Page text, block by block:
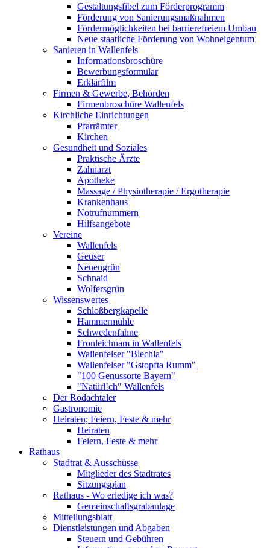
Gestaltungsfibel zum Förderprogramm
Förderung von Sanierungsmaßnahmen
Fördermöglichkeiten bei barrierefreiem Umbau
Neue staatliche Förderung von Wohneigentum
Sanieren in Wallenfels
Informationsbroschüre
Bewerbungsformular
Erklärfilm
Firmen & Gewerbe, Behörden
Firmenbroschüre Wallenfels
Kirchliche Einrichtungen
Pfarrämter
Kirchen
Gesundheit und Soziales
Praktische Ärzte
Zahnarzt
Apotheke
Massage / Physiotherapie / Ergotherapie
Krankenhaus
Notrufnummern
Hilfsangebote
Vereine
Wallenfels
Geuser
Neuengrün
Schnaid
Wolfersgrün
Wissenswertes
Schloßbergkapelle
Hammermühle
Schwedenfahne
Fronleichnam in Wallenfels
Wallenfelser "Blechla"
Wallenfelser "Gstopfta Rumm"
"100 Genussorte Bayern"
"Natürl!ch" Wallenfels
Der Rodachtaler
Gastronomie
Heiraten; Feiern, Feste & mehr
Heiraten
Feiern, Feste & mehr
Rathaus
Stadtrat & Ausschüsse
Mitglieder des Stadtrates
Sitzungsplan
Rathaus - Wo erledige ich was?
Gemeinschaftsgrabanlage
Mitteilungsblatt
Dienstleistungen und Abgaben
Steuern und Gebühren